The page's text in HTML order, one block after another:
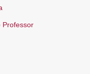
Professor